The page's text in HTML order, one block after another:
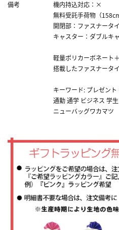
備考
機内持込対応：×
無料受託手荷物（
開閉部：ファスナータ
キャスター：ダブルキ
軽量ポリカーボネート
搭載したファスナータ
キーワード: プレゼン
通勤 通学 ビジネス 学
ニューバッグワカマツ